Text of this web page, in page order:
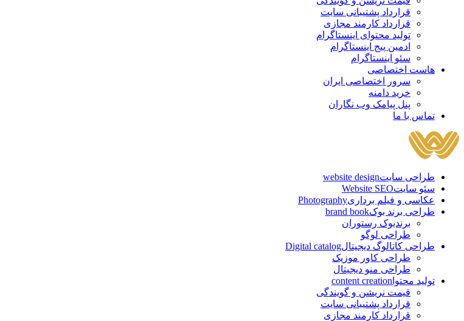
قرارداد پشتیبانی سایت
قرارداد کارمند مجازی
تولید محتوای اینستاگرام
ادمین پیج اینستاگرام
سئو اینستاگرام
هاست اختصاصی
سرور اختصاصی ایران
خرید دامنه
پنل پیامک وب نگاران
تماس با ما
طراحی سایتwebsite design
سئو سایتWebsite SEO
عکاسی و فیلم برداریPhotography
طراحی برند بوکbrand book
برندبوک رستوران
طراحی لوگو
طراحی کاتالوگ دیجیتالDigital catalog
طراحی کاور موزیک
طراحی منو دیجیتال
تولید محتوا content creation
قیمت نریشن و گویندگی
قرارداد پشتیبانی سایت
قرارداد کارمند مجازی